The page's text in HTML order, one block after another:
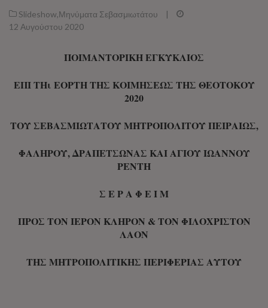
Slideshow,Μηνύματα Σεβασμιωτάτου
|
12 Αυγούστου 2020
ΠΟΙΜΑΝΤΟΡΙΚΗ ΕΓΚΥΚΛΙΟΣ
ΕΠΙ ΤΗι ΕΟΡΤΗ ΤΗΣ ΚΟΙΜΗΣΕΩΣ ΤΗΣ ΘΕΟΤΟΚΟΥ
2020
ΤΟΥ ΣΕΒΑΣΜΙΩΤΑΤΟΥ ΜΗΤΡΟΠΟΛΙΤΟΥ ΠΕΙΡΑΙΩΣ,
ΦΑΛΗΡΟΥ, ΔΡΑΠΕΤΣΩΝΑΣ ΚΑΙ ΑΓΙΟΥ ΙΩΑΝΝΟΥ
ΡΕΝΤΗ
Σ Ε Ρ Α Φ Ε Ι Μ
ΠΡΟΣ ΤΟΝ ΙΕΡΟΝ ΚΛΗΡΟΝ & ΤΟΝ ΦΙΛΟΧΡΙΣΤΟΝ
ΛΑΟΝ
ΤΗΣ ΜΗΤΡΟΠΟΛΙΤΙΚΗΣ ΠΕΡΙΦΕΡΙΑΣ ΑΥΤΟΥ